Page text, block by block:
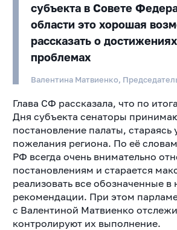
субъекта в Совете
области это хорошая
рассказать о
проблемах
Валентина Матвиенко,
Глава СФ рассказала, что по
Дня субъекта сенаторы
постановление палаты, стараясь
пожелания региона. По её
РФ всегда очень внимательно
постановлениям и старается
реализовать все обозначенные в
рекомендации. При этом
с Валентиной Матвиенко
контролируют их выполнение.